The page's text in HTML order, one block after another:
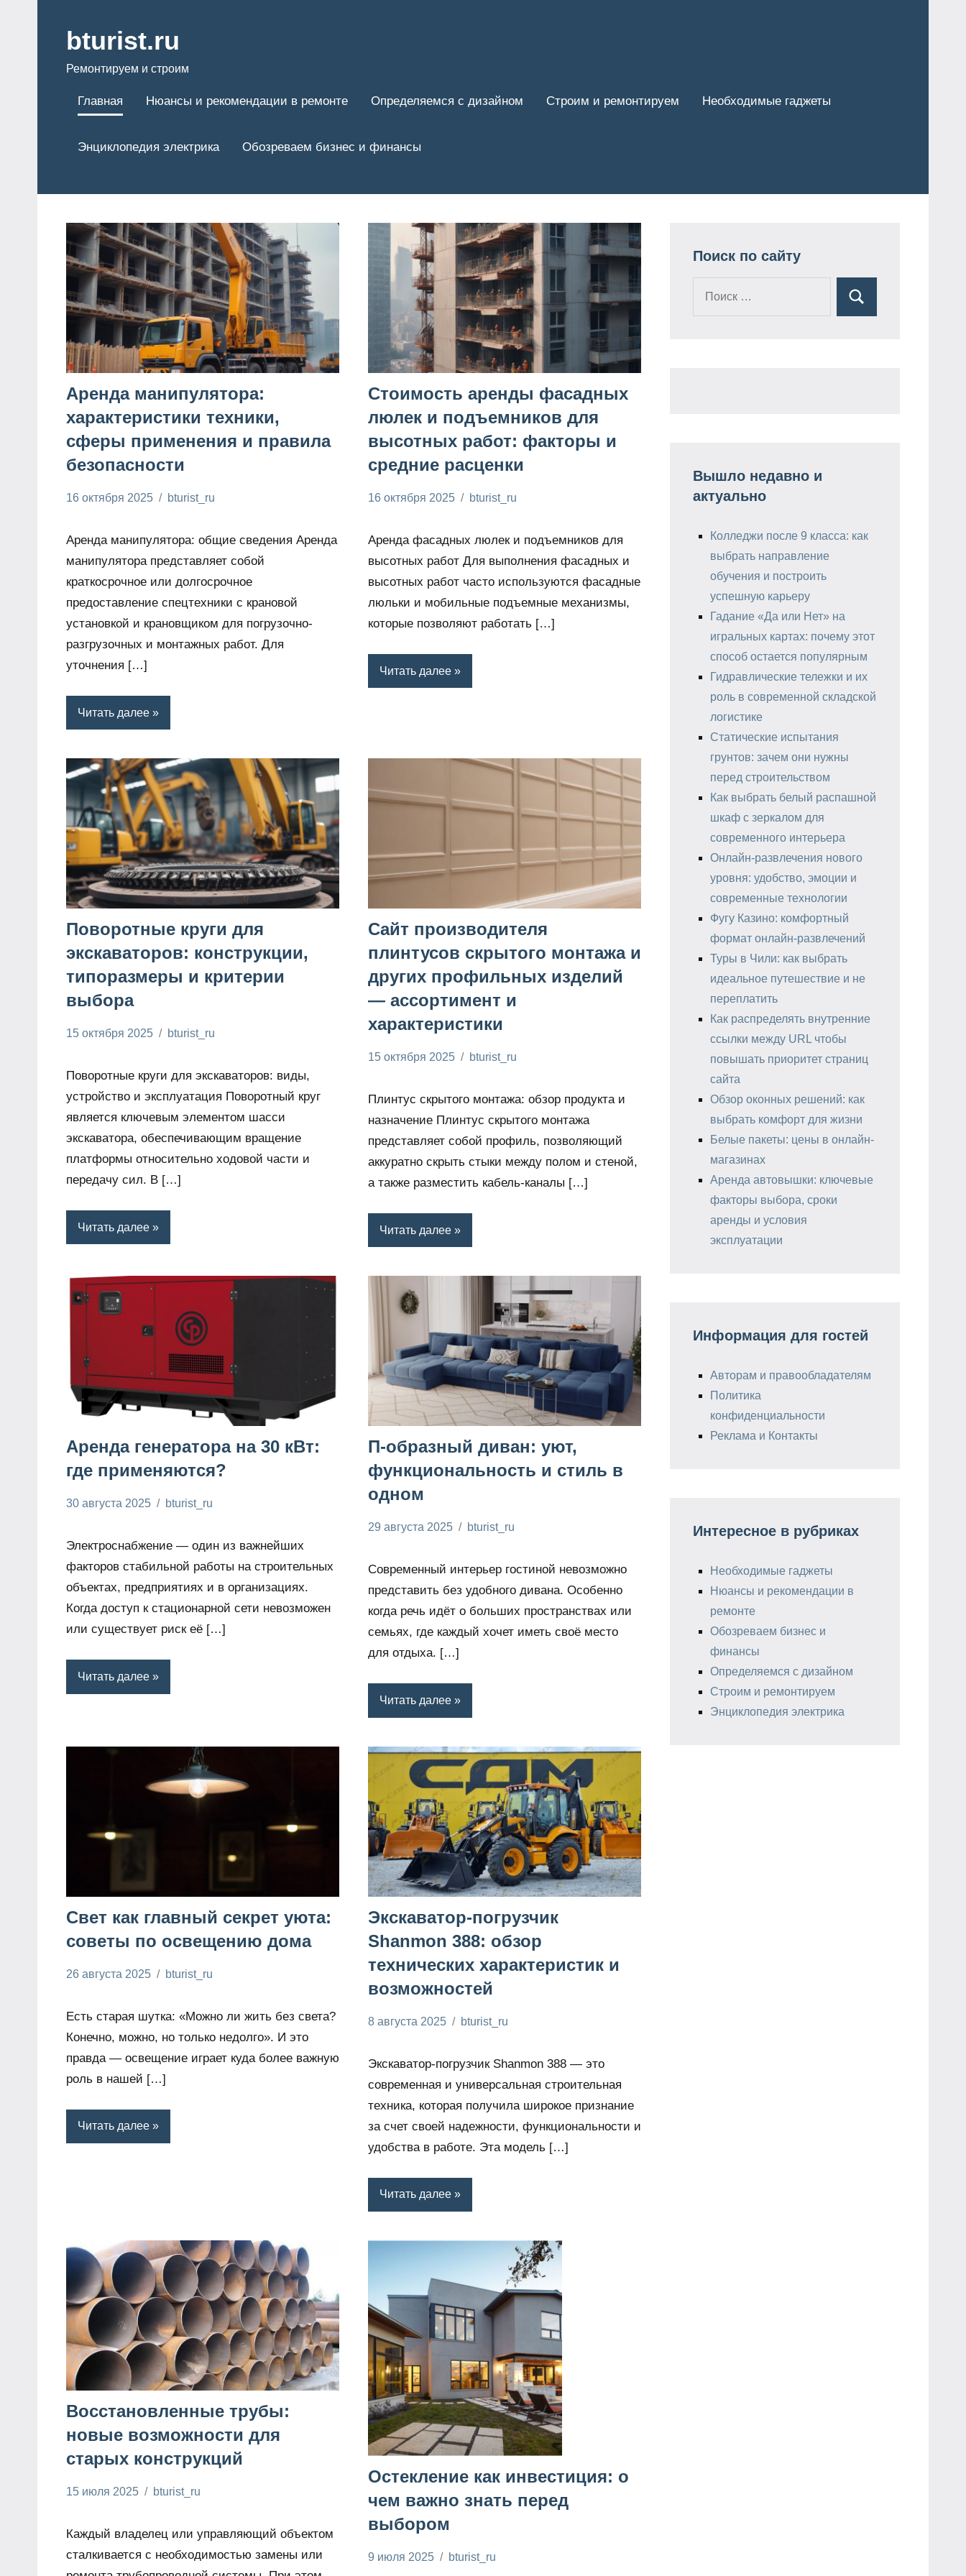
содержимому
bturist.ru
Ремонтируем и строим
Главная Нюансы и рекомендации в ремонте Определяемся с дизайном Строим и ремонтируем Необходимые гаджеты
Энциклопедия электрика Обозреваем бизнес и финансы
Аренда манипулятора:
характеристики техники,
сферы применения и правила
безопасности
16 октября 2025
bturist_ru
Аренда манипулятора: общие сведения Аренда
манипулятора представляет собой
краткосрочное или долгосрочное
предоставление спецтехники с крановой
установкой и крановщиком для погрузочно-
разгрузочных и монтажных работ. Для
уточнения […]
Читать далее
Стоимость аренды фасадных
люлек и подъемников для
высотных работ: факторы и
средние расценки
16 октября 2025
bturist_ru
Аренда фасадных люлек и подъемников для
высотных работ Для выполнения фасадных и
высотных работ часто используются фасадные
люльки и мобильные подъемные механизмы,
которые позволяют работать […]
Читать далее
Поворотные круги для
экскаваторов: конструкции,
типоразмеры и критерии
выбора
15 октября 2025
bturist_ru
Поворотные круги для экскаваторов: виды,
устройство и эксплуатация Поворотный круг
является ключевым элементом шасси
экскаватора, обеспечивающим вращение
платформы относительно ходовой части и
передачу сил. В […]
Читать далее
Сайт производителя
плинтусов скрытого монтажа и
других профильных изделий
— ассортимент и
характеристики
15 октября 2025
bturist_ru
Плинтус скрытого монтажа: обзор продукта и
назначение Плинтус скрытого монтажа
представляет собой профиль, позволяющий
аккуратно скрыть стыки между полом и стеной,
а также разместить кабель-каналы […]
Читать далее
Аренда генератора на 30 кВт:
где применяются?
в ремонте
30 августа 2025
bturist_ru
Электроснабжение — один из важнейших
факторов стабильной работы на строительных
объектах, предприятиях и в организациях.
Когда доступ к стационарной сети невозможен
или существует риск её […]
Читать далее
П-образный диван: уют,
функциональность и стиль в
одном
29 августа 2025
bturist_ru
Современный интерьер гостиной невозможно
представить без удобного дивана. Особенно
когда речь идёт о больших пространствах или
семьях, где каждый хочет иметь своё место
для отдыха. […]
Читать далее
Свет как главный секрет уюта:
советы по освещению дома
в ремонте
26 августа 2025
bturist_ru
Есть старая шутка: «Можно ли жить без света?
Конечно, можно, но только недолго». И это
правда — освещение играет куда более важную
роль в нашей […]
Читать далее
Экскаватор-погрузчик
Shanmon 388: обзор
технических характеристик и
возможностей
8 августа 2025
bturist_ru
Экскаватор-погрузчик Shanmon 388 — это
современная и универсальная строительная
техника, которая получила широкое признание
за счет своей надежности, функциональности и
удобства в работе. Эта модель […]
Читать далее
Восстановленные трубы:
новые возможности для
старых конструкций
в ремонте
15 июля 2025
bturist_ru
Каждый владелец или управляющий объектом
сталкивается с необходимостью замены или
Остекление как инвестиция: о
чем важно знать перед
выбором
9 июля 2025
bturist_ru
Поиск по сайту
Поиск
Вышло недавно и
актуально
Колледжи после 9 класса: как
выбрать направление
обучения и построить
успешную карьеру
Гадание «Да или Нет» на
игральных картах: почему этот
способ остается популярным
Гидравлические тележки и их
роль в современной складской
логистике
Статические испытания
грунтов: зачем они нужны
перед строительством
Как выбрать белый распашной
шкаф с зеркалом для
современного интерьера
Онлайн-развлечения нового
уровня: удобство, эмоции и
современные технологии
Фугу Казино: комфортный
формат онлайн-развлечений
Туры в Чили: как выбрать
идеальное путешествие и не
переплатить
Как распределять внутренние
ссылки между URL чтобы
повышать приоритет страниц
сайта
Обзор оконных решений: как
выбрать комфорт для жизни
Белые пакеты: цены в онлайн-
магазинах
Аренда автовышки: ключевые
факторы выбора, сроки
аренды и условия
эксплуатации
Информация для гостей
Авторам и правообладателям
Политика
конфиденциальности
Реклама и Контакты
Интересное в рубриках
Необходимые гаджеты
Нюансы и рекомендации в
ремонте
Обозреваем бизнес и
финансы
Определяемся с дизайном
Строим и ремонтируем
Энциклопедия электрика